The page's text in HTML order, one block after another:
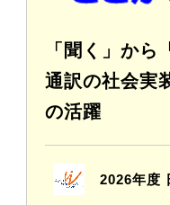
「聞く」か
通訳の社会実
の活躍
2026年度